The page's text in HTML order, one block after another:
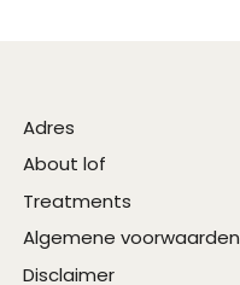
Adres
About lof
Treatments
Algemene voorwaarden
Disclaimer